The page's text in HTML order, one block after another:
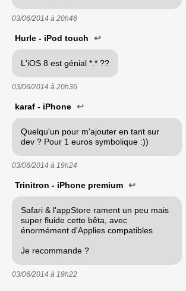
03/06/2014 à 20h46
Hurle - iPod touch ↩
L'iOS 8 est génial *.* ??
03/06/2014 à 20h36
karaf - iPhone ↩
Quelqu'un pour m'ajouter en tant sur
dev ? Pour 1 euros symbolique :))
03/06/2014 à 19h24
Trinitron - iPhone premium ↩
Safari & l'appStore rament un peu mais
super fluide cette bêta, avec
énormément d'Applies compatibles
Je recommande ?
03/06/2014 à 19h22